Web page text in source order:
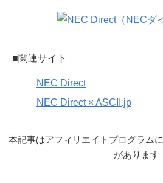
■関連サイト
NEC Direct
NEC Direct × ASCII.jp
本記事はアフィリエイトプログラム
があります